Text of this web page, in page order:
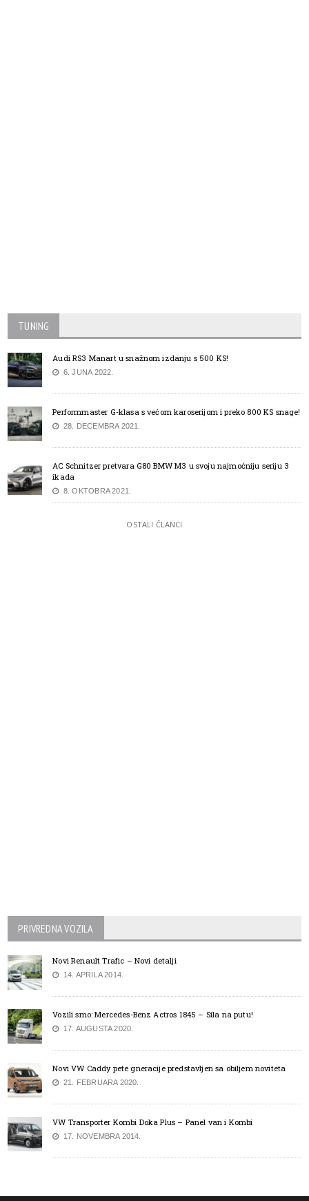
TUNING
Audi RS3 Manart u snažnom izdanju s 500 KS!
6. JUNA 2022.
Performmaster G-klasa s većom karoserijom i preko 800 KS snage!
28. DECEMBRA 2021.
AC Schnitzer pretvara G80 BMW M3 u svoju najmoćniju seriju 3
ikada
8. OKTOBRA 2021.
OSTALI ČLANCI
PRIVREDNA VOZILA
Novi Renault Trafic – Novi detalji
14. APRILA 2014.
Vozili smo: Mercedes-Benz Actros 1845 – Sila na putu!
17. AUGUSTA 2020.
Novi VW Caddy pete gneracije predstavljen sa obiljem noviteta
21. FEBRUARA 2020.
VW Transporter Kombi Doka Plus – Panel van i Kombi
17. NOVEMBRA 2014.